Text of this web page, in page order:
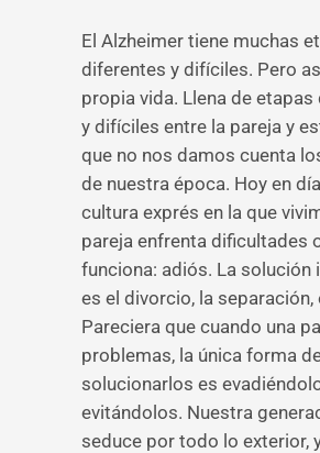
El Alzheimer tiene muchas
diferentes y difíciles. Pero
propia vida. Llena de
y difíciles entre la pareja y
que no nos damos cuenta
de nuestra época. Hoy en
cultura exprés en la que
pareja enfrenta dificultades
funciona: adiós. La solución
es el divorcio, la separación,
Pareciera que cuando una
problemas, la única forma
solucionarlos es
evitándolos. Nuestra
seduce por todo lo exterior,